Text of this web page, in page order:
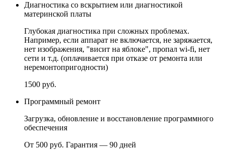
Диагностика со вскрытием или диагностикой
материнской платы
Глубокая диагностика при сложных проблемах.
Например, если аппарат не включается, не заряжается,
нет изображения, "висит на яблоке", пропал wi-fi, нет
сети и т.д. (оплачивается при отказе от ремонта или
неремонтопригодности)
1500 руб.
Программный ремонт
Загрузка, обновление и восстановление программного
обеспечения
От 500 руб. Гарантия — 90 дней